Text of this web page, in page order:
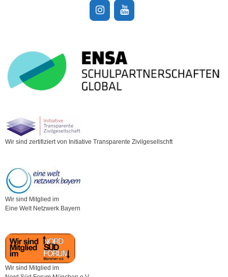
Wir sind zertifiziert von Initiative Transparente Zivilgesellschft
Wir sind Mitglied im
Eine Welt Netzwerk Bayern
Wir sind Mitglied im